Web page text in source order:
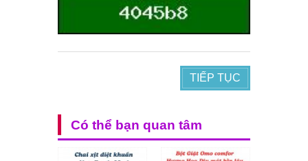
TIẾP TỤC
Có thể bạn quan tâm